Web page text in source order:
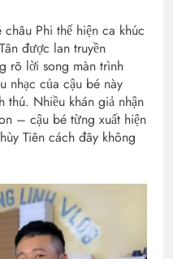
Phi thể hiện ca khúc
được lan truyền
rõ lời song màn trình
nhạc của cậu bé này
thú. Nhiều khán giả nhận
– cậu bé từng xuất hiện
Tiên cách đây không